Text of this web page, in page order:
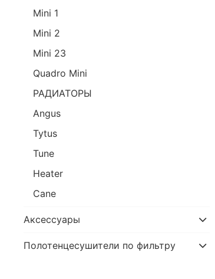
Mini 1
Mini 2
Mini 23
Quadro Mini
РАДИАТОРЫ
Angus
Tytus
Tune
Heater
Cane
Аксессуары
Полотенцесушители по фильтру